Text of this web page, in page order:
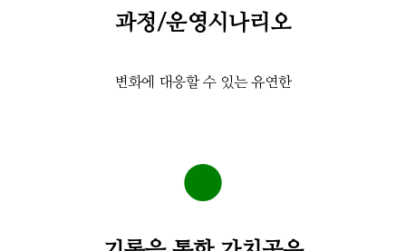
과정/운영시나리오
변화에 대응할 수 있는 유연한
●